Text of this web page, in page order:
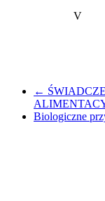
V
←
Biologiczne